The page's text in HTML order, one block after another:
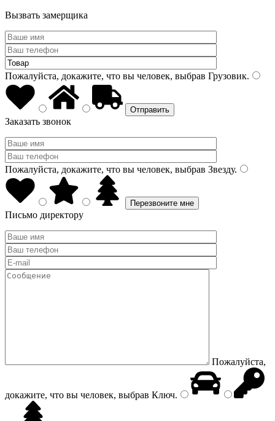
Вызвать замерщика
Пожалуйста, докажите, что вы человек, выбрав Грузовик.
Заказать звонок
Пожалуйста, докажите, что вы человек, выбрав Звезду.
Письмо директору
Пожалуйста,
докажите, что вы человек, выбрав Ключ.